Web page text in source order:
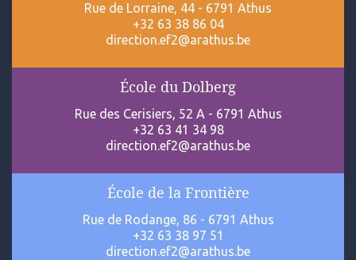
Rue de Lorraine, 44 - 6791 Athus
+32 63 38 86 04
direction.ef2@arathus.be
École du Dolberg
Rue des Cerisiers, 52 A - 6791 Athus
+32 63 41 34 98
direction.ef2@arathus.be
École de la Frontière
Rue de Rodange, 86 - 6791 Athus
+32 63 38 97 51
direction.ef2@arathus.be